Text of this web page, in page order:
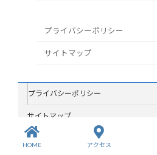
プライバシーポリシー
サイトマップ
プライバシーポリシー
サイトマップ
Copyright © Kyoto Electron Co.,
HOME アクセス